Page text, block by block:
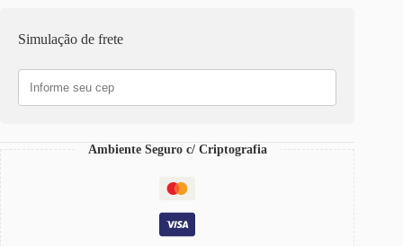
Banho
Cadeado-
Simulação de frete
Ambiente Seguro c/ Criptografia